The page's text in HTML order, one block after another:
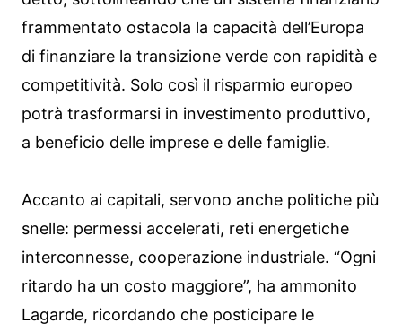
frammentato ostacola la capacità dell’Europa
di finanziare la transizione verde con rapidità e
competitività. Solo così il risparmio europeo
potrà trasformarsi in investimento produttivo,
a beneficio delle imprese e delle famiglie.
Accanto ai capitali, servono anche politiche più
snelle: permessi accelerati, reti energetiche
interconnesse, cooperazione industriale. “Ogni
ritardo ha un costo maggiore”, ha ammonito
Lagarde, ricordando che posticipare le